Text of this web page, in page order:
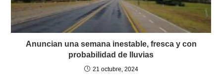
Anuncian una semana inestable, fresca y con
probabilidad de lluvias
21 octubre, 2024